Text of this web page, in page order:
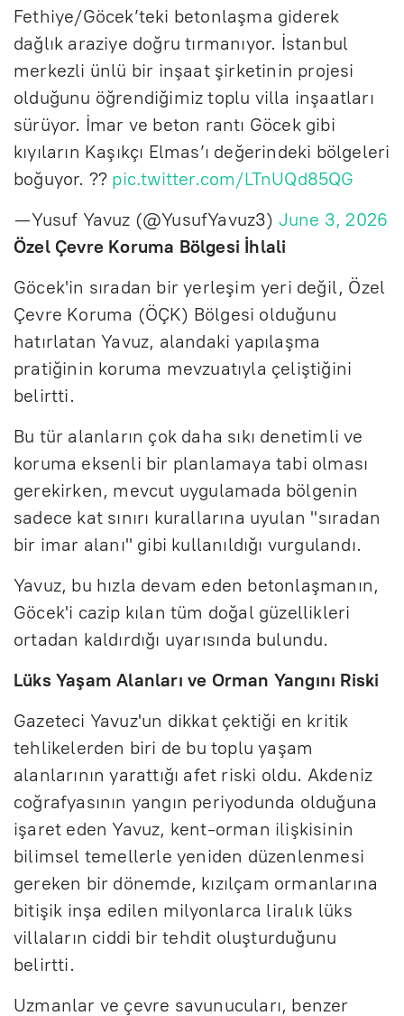
Fethiye/Göcek’teki betonlaşma giderek
dağlık araziye doğru tırmanıyor. İstanbul
merkezli ünlü bir inşaat şirketinin projesi
olduğunu öğrendiğimiz toplu villa inşaatları
sürüyor. İmar ve beton rantı Göcek gibi
kıyıların Kaşıkçı Elmas’ı değerindeki bölgeleri
boğuyor. ?? pic.twitter.com/LTnUQd85QG
— Yusuf Yavuz (@YusufYavuz3) June 3, 2026
Özel Çevre Koruma Bölgesi İhlali
Göcek'in sıradan bir yerleşim yeri değil, Özel
Çevre Koruma (ÖÇK) Bölgesi olduğunu
hatırlatan Yavuz, alandaki yapılaşma
pratiğinin koruma mevzuatıyla çeliştiğini
belirtti.
Bu tür alanların çok daha sıkı denetimli ve
koruma eksenli bir planlamaya tabi olması
gerekirken, mevcut uygulamada bölgenin
sadece kat sınırı kurallarına uyulan "sıradan
bir imar alanı" gibi kullanıldığı vurgulandı.
Yavuz, bu hızla devam eden betonlaşmanın,
Göcek'i cazip kılan tüm doğal güzellikleri
ortadan kaldırdığı uyarısında bulundu.
Lüks Yaşam Alanları ve Orman Yangını Riski
Gazeteci Yavuz'un dikkat çektiği en kritik
tehlikelerden biri de bu toplu yaşam
alanlarının yarattığı afet riski oldu. Akdeniz
coğrafyasının yangın periyodunda olduğuna
işaret eden Yavuz, kent-orman ilişkisinin
bilimsel temellerle yeniden düzenlenmesi
gereken bir dönemde, kızılçam ormanlarına
bitişik inşa edilen milyonlarca liralık lüks
villaların ciddi bir tehdit oluşturduğunu
belirtti.
Uzmanlar ve çevre savunucuları, benzer